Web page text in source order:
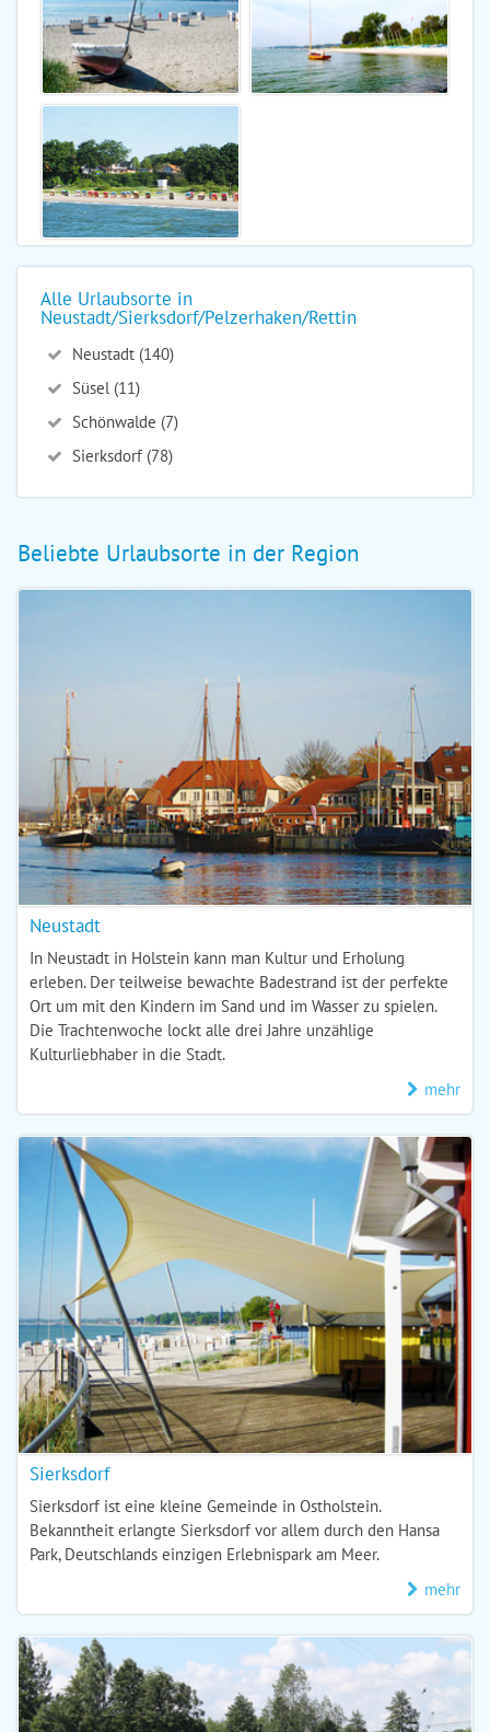
Alle Urlaubsorte in
Neustadt/Sierksdorf/Pelzerhaken/Rettin
Neustadt (140)
Süsel (11)
Schönwalde (7)
Sierksdorf (78)
Beliebte Urlaubsorte in der Region
Neustadt
In Neustadt in Holstein kann man Kultur und Erholung
erleben. Der teilweise bewachte Badestrand ist der perfekte
Ort um mit den Kindern im Sand und im Wasser zu spielen.
Die Trachtenwoche lockt alle drei Jahre unzählige
Kulturliebhaber in die Stadt.
mehr
Sierksdorf
Sierksdorf ist eine kleine Gemeinde in Ostholstein.
Bekanntheit erlangte Sierksdorf vor allem durch den Hansa
Park, Deutschlands einzigen Erlebnispark am Meer.
mehr